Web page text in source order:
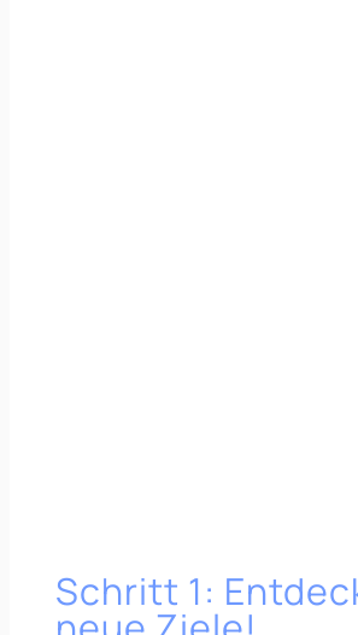
Schritt 1: